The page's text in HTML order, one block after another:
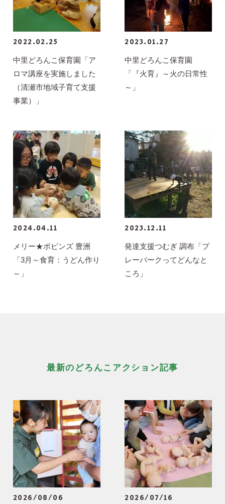
2022.02.25
中里どろんこ保育園「ア
ロマ講座を実施しました
（清瀬市地域子育て支援
事業）」
2023.01.27
中里どろんこ保育園
「『火育』～火の日常性
～」
2024.04.11
メリー★ポピンズ 豊洲
「3月～食育：うどん作り
～」
2023.12.11
発達支援つむぎ 調布「プ
レーパークってどんなと
ころ」
最新のどろんこアクション記事
2026/08/06 2026/07/16